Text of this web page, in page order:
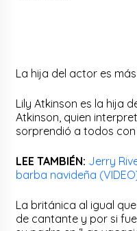
La hija del actor es
Lily Atkinson es la hija
Atkinson, quien
sorprendió a todos
LEE TAMBIÉN: Jerry
barba navideña
La británica al igual
de cantante y por si